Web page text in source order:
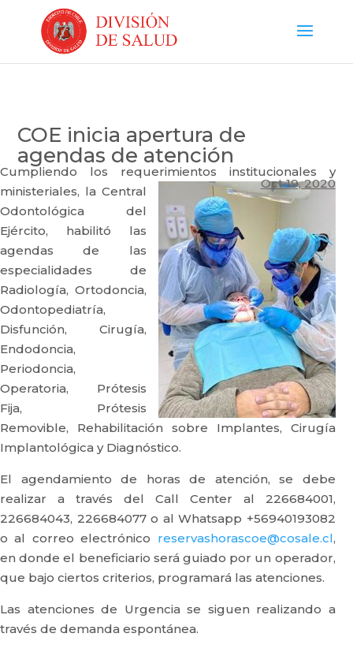
COE inicia apertura de
agendas de atención
Oct 19, 2020
Cumpliendo los requerimientos institucionales y
ministeriales, la Central
Odontológica del
Ejército, habilitó las
agendas de las
especialidades de
Radiología, Ortodoncia,
Odontopediatría,
Disfunción, Cirugía,
Endodoncia,
Periodoncia,
Operatoria, Prótesis
Fija, Prótesis
Removible, Rehabilitación sobre Implantes, Cirugía
Implantológica y Diagnóstico.
El agendamiento de horas de atención, se debe
realizar a través del Call Center al 226684001,
226684043, 226684077 o al Whatsapp +56940193082
o al correo electrónico reservashorascoe@cosale.cl,
en donde el beneficiario será guiado por un operador,
que bajo ciertos criterios, programará las atenciones.
Las atenciones de Urgencia se siguen realizando a
través de demanda espontánea.